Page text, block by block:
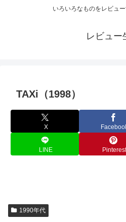
いろいろなものをレビュー
レビュー
TAXi（1998）
X
LINE Pinterest
1990年代